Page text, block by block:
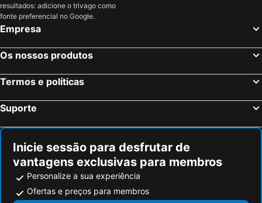
resultados: adicione o trivago como
fonte preferencial no Google.
Empresa
Os nossos produtos
Termos e políticas
Suporte
Inicie sessão para desfrutar de
vantagens exclusivas para membros
Personalize a sua experiência
Ofertas e preços para membros